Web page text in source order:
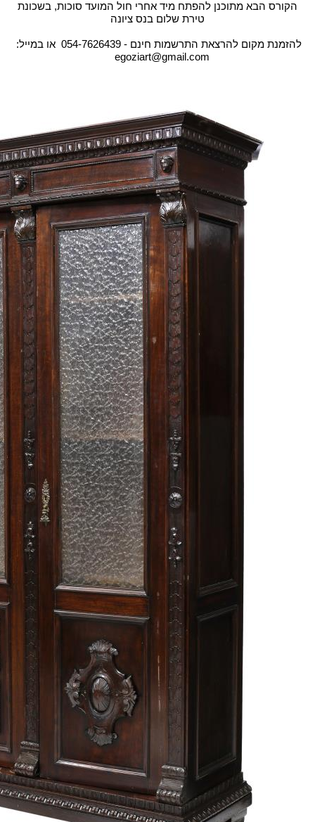
הקורס הבא מתוכנן להפתח מיד אחרי חול המועד סוכות, בשכונת
טירת שלום בנס ציונה
להזמנת מקום להרצאת התרשמות חינם - 054-7626439 או במייל:
egoziart@gmail.com